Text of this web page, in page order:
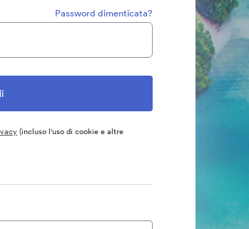
Password dimenticata?
(incluso l'uso di cookie e altre